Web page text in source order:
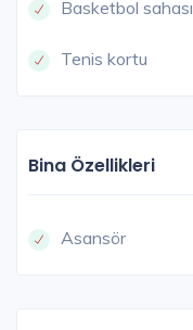
Basketbol sahası
Tenis kortu
Bina Özellikleri
Asansör